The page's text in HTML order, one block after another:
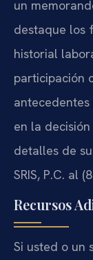
un
destaque los
historial
participación
en la
detalles de
SRIS, P.C. al
Recursos
Si usted o un